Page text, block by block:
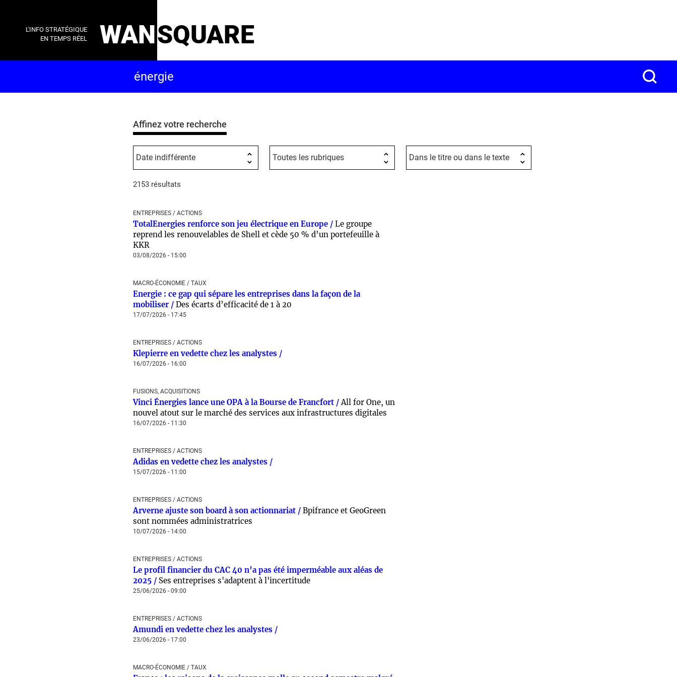
L'INFO STRATÉGIQUE
EN TEMPS RÉEL
WANSQUARE
Affinez votre recherche
2153 résultats
ENTREPRISES / ACTIONS
TotalEnergies renforce son jeu électrique en Europe / Le groupe
reprend les renouvelables de Shell et cède 50 % d’un portefeuille à
KKR
03/08/2026 - 15:00
MACRO-ÉCONOMIE / TAUX
Energie : ce gap qui sépare les entreprises dans la façon de la
mobiliser / Des écarts d’efficacité de 1 à 20
17/07/2026 - 17:45
ENTREPRISES / ACTIONS
Klepierre en vedette chez les analystes /
16/07/2026 - 16:00
FUSIONS, ACQUISITIONS
Vinci Énergies lance une OPA à la Bourse de Francfort /All for One, un
nouvel atout sur le marché des services aux infrastructures digitales
16/07/2026 - 11:30
ENTREPRISES / ACTIONS
Adidas en vedette chez les analystes /
15/07/2026 - 11:00
ENTREPRISES / ACTIONS
Arverne ajuste son board à son actionnariat / Bpifrance et GeoGreen
sont nommées administratrices
10/07/2026 - 14:00
ENTREPRISES / ACTIONS
Le profil financier du CAC 40 n’a pas été imperméable aux aléas de
2025 / Ses entreprises s'adaptent à l'incertitude
25/06/2026 - 09:00
ENTREPRISES / ACTIONS
Amundi en vedette chez les analystes /
23/06/2026 - 17:00
MACRO-ÉCONOMIE / TAUX